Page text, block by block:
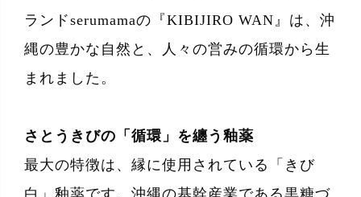
ランドserumamaの『KIBIJIRO WAN』は、沖
縄の豊かな自然と、人々の営みの循環から生
まれました。
さとうきびの「循環」を纏う釉薬
最大の特徴は、縁に使用されている「きび
白」釉薬です。沖縄の基幹産業である黒糖づ